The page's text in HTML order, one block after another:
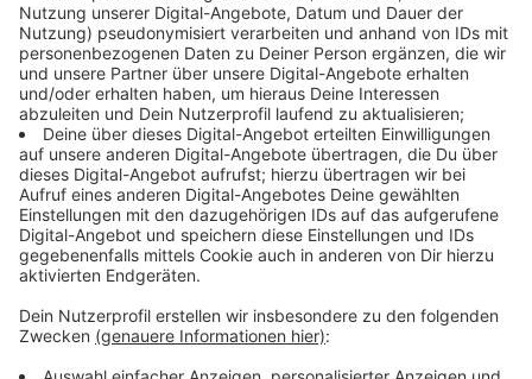
Immer auf dem Laufenden
bleiben!
Verpass' nichts mehr - mit unserem kostenlosen
ANTENNE BAYERN Newsletter. Ob Nachrichten,
Lifestyle oder unsere neuesten Aktionen - wir
informieren dich.